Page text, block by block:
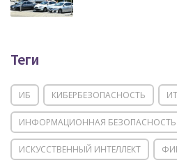
Теги
ИБ КИБЕРБЕЗОПАСНОСТЬ ИТ
ИНФОРМАЦИОННАЯ БЕЗОПАСНОСТЬ
ИСКУССТВЕННЫЙ ИНТЕЛЛЕКТ